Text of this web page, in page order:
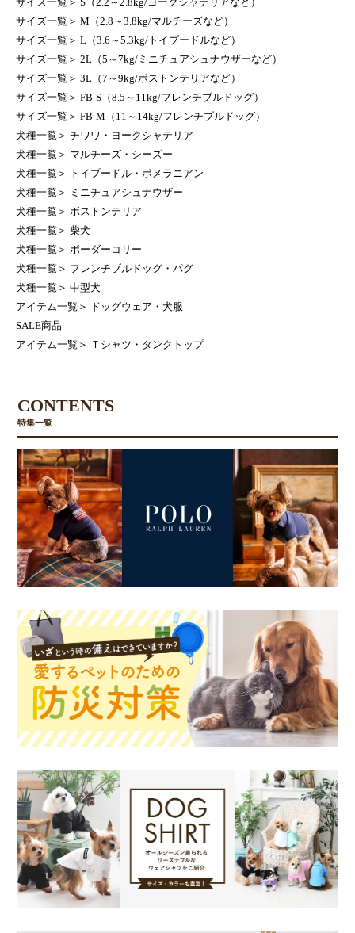
サイズ一覧 ＞ M（2.8～3.8kg/マルチーズなど）
サイズ一覧 ＞ L（3.6～5.3kg/トイプードルなど）
サイズ一覧 ＞ 2L（5～7kg/ミニチュアシュナウザーなど）
サイズ一覧 ＞ 3L（7～9kg/ボストンテリアなど）
サイズ一覧 ＞ FB-S（8.5～11kg/フレンチブルドッグ）
サイズ一覧 ＞ FB-M（11～14kg/フレンチブルドッグ）
犬種一覧 ＞ チワワ・ヨークシャテリア
犬種一覧 ＞ マルチーズ・シーズー
犬種一覧 ＞
トイプードル・ポメラニアン
犬種一覧 ＞
ミニチュアシュナウザー
犬種一覧 ＞ ボストンテリア
犬種一覧 ＞ 柴犬
犬種一覧 ＞ ボーダーコリー
犬種一覧 ＞ フレンチブルドッグ・パグ
犬種一覧 ＞ 中型犬
アイテム一覧 ＞
ドッグウェア・犬服
SALE商品
アイテム一覧 ＞ Ｔシャツ・タンクトップ
CONTENTS
特集一覧